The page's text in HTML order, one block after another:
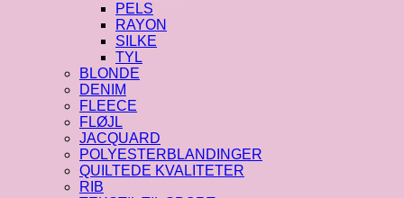
PELS
RAYON
SILKE
TYL
BLONDE
DENIM
FLEECE
FLØJL
JACQUARD
POLYESTERBLANDINGER
QUILTEDE KVALITETER
RIB